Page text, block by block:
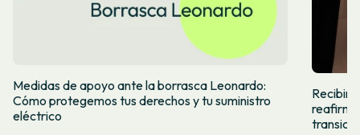
Medidas de apoyo ante la borrasca Leonardo:
Cómo protegemos tus derechos y tu suministro
eléctrico